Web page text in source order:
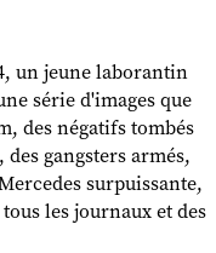
un jeune laborantin
série d'images que
des négatifs tombés
gangsters armés,
surpuissante,
les journaux et des